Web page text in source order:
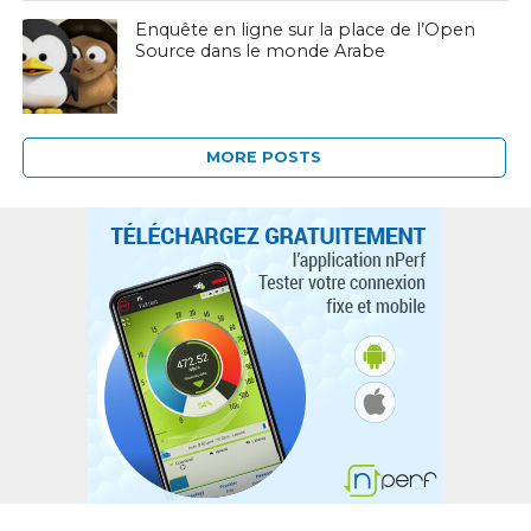
Enquête en ligne sur la place de l’Open
Source dans le monde Arabe
MORE POSTS